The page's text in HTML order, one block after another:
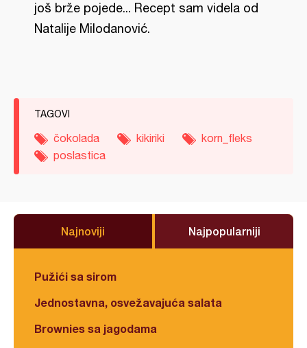
još brže pojede... Recept sam videla od
Natalije Milodanović.
TAGOVI
čokolada kikiriki
korn_fleks
poslastica
Najnoviji Najpopularniji
Pužići sa sirom
Jednostavna, osvežavajuća salata
Brownies sa jagodama